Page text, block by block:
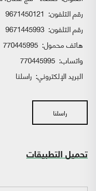
رقم التلفون: 9671450121
رقم التلفون: 9671445993
هاتف محمول: 770445995
واتساب:
البريد الإلكتروني: راسلنا
راسلنا
تحميل التطبيقات